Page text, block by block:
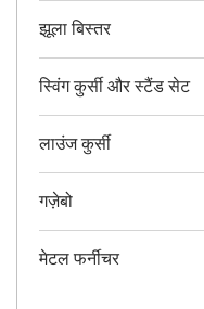
झूला बिस्तर
स्विंग कुर्सी और स्टैंड सेट
लाउंज कुर्सी
गज़ेबो
मेटल फर्नीचर